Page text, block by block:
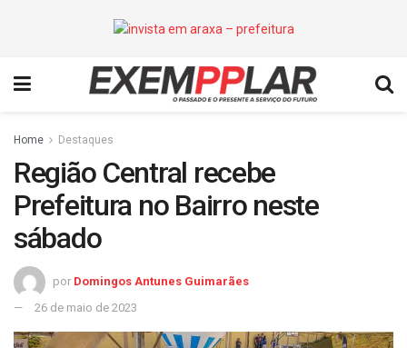
Home Destaques
Região Central recebe
Prefeitura no Bairro neste
sábado
por Domingos Antunes Guimarães
26 de maio de 2023